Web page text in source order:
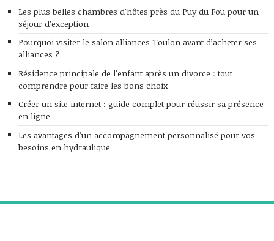
Les plus belles chambres d’hôtes près du Puy du Fou pour un
séjour d’exception
Pourquoi visiter le salon alliances Toulon avant d’acheter ses
alliances ?
Résidence principale de l’enfant après un divorce : tout
comprendre pour faire les bons choix
Créer un site internet : guide complet pour réussir sa présence
en ligne
Les avantages d’un accompagnement personnalisé pour vos
besoins en hydraulique